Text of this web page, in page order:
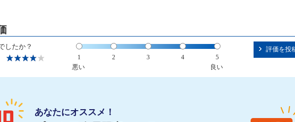
したか？
1 2 3 4
5
悪い
良い
評価を投
あなたにオススメ！